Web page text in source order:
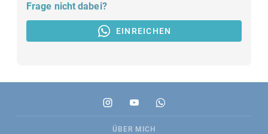
Frage nicht dabei?
EINREICHEN
ÜBER MICH